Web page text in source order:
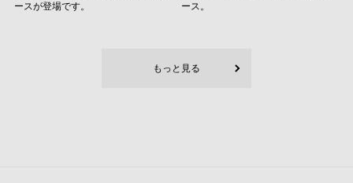
ースが登場です。
ース。
もっと見る